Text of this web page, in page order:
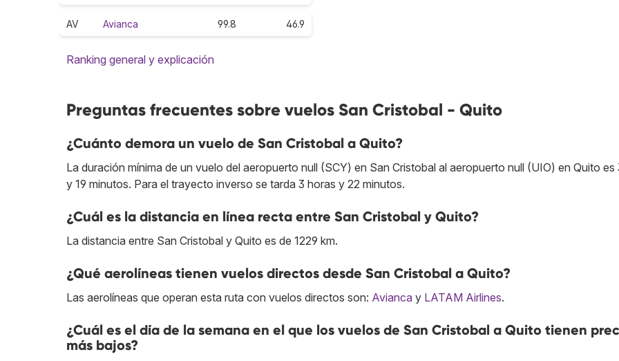
AV Avianca 99.8 46.9
Ranking general y explicación
Preguntas frecuentes sobre vuelos San Cristobal - Quito
¿Cuánto demora un vuelo de San Cristobal a Quito?
La duración mínima de un vuelo del aeropuerto null (SCY) en San Cristobal al aeropuerto null (UIO) en Quito es
y 19 minutos. Para el trayecto inverso se tarda 3 horas y 22 minutos.
¿Cuál es la distancia en línea recta entre San Cristobal y Quito?
La distancia entre San Cristobal y Quito es de 1229 km.
¿Qué aerolíneas tienen vuelos directos desde San Cristobal a Quito?
Las aerolíneas que operan esta ruta con vuelos directos son: Avianca y LATAM Airlines.
¿Cuál es el día de la semana en el que los vuelos de San Cristobal a Quito tienen
más bajos?